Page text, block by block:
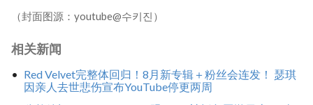
（封面图源：youtube@수키진）
相关新闻
Red Velvet完整体回归！8月新专辑＋粉丝会连发！ 瑟琪
因亲人去世悲伤宣布YouTube停更两周